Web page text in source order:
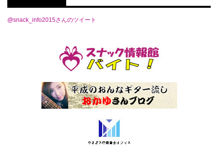
@snack_info2015さんのツイート